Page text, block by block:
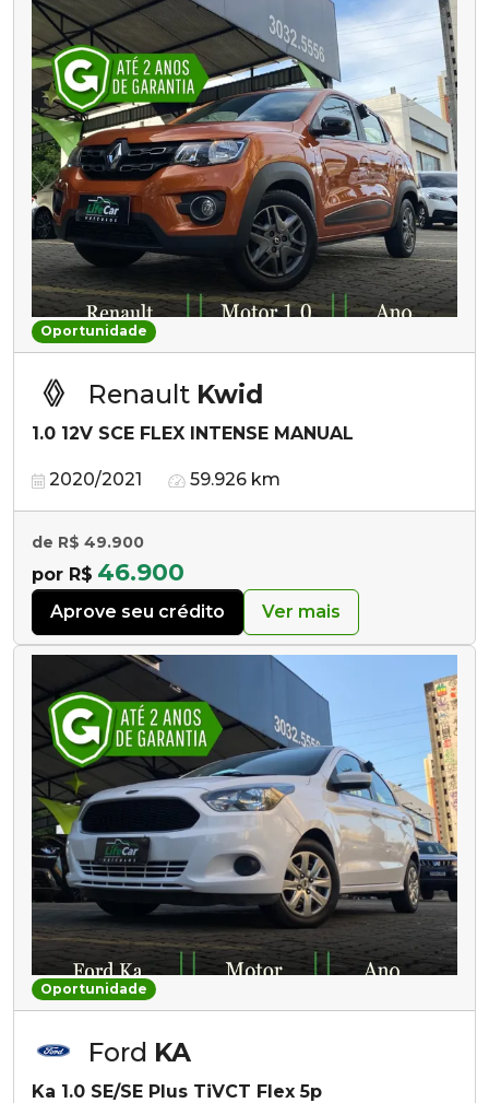
Oportunidade
Renault Kwid
1.0 12V SCE FLEX INTENSE MANUAL
2020/2021 59.926 km
de R$ 49.900
por R$ 46.900
Aprove seu crédito Ver mais
Oportunidade
Ford KA
Ka 1.0 SE/SE Plus TiVCT Flex 5p